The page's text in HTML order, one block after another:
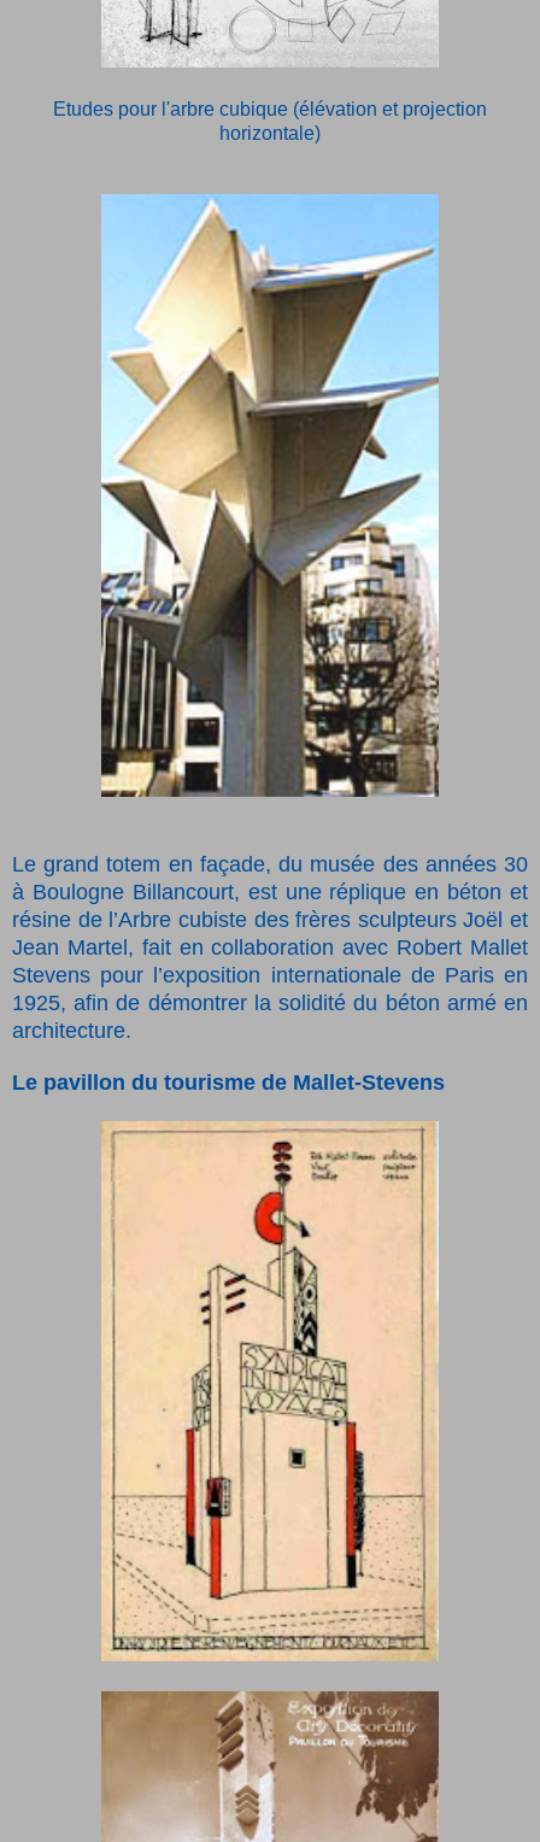
Etudes pour l'arbre cubique (élévation et projection
horizontale)
Le grand totem en façade, du musée des années 30
à Boulogne Bil lancourt, est une réplique en béton et
résine de l’Arbre cubiste des frères sculpteurs Joël et
Jean Martel, fait en collaboration avec Robert Mallet
Stevens pour l’exposition internationale de Paris en
1925, afin de démontrer la solidité du béton armé en
architecture.
Le pavillon du tourisme de Mallet-Stevens